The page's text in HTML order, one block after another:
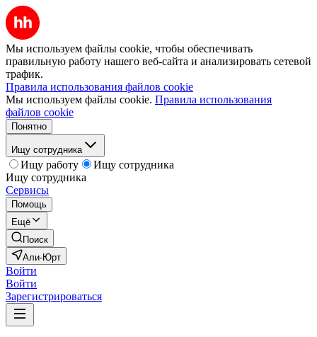
Мы используем файлы cookie, чтобы обеспечивать
правильную работу нашего веб-сайта и анализировать сетевой
трафик.
Правила использования файлов cookie
Мы используем файлы cookie. Правила использования
файлов cookie
Понятно
Ищу сотрудника
Ищу работу
Ищу сотрудника
Ищу сотрудника
Сервисы
Помощь
Ещё
Поиск
Али-Юрт
Войти
Войти
Зарегистрироваться